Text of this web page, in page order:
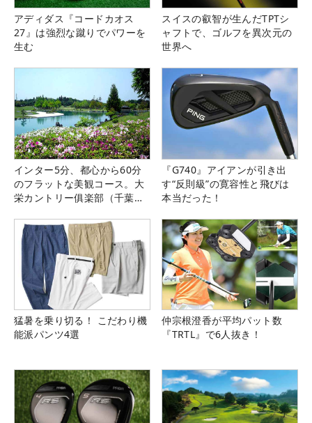
アディダス『コードカオス
27』は強烈な蹴りでパワーを
生む
スイスの叡智が生んだTPTシ
ャフトで、ゴルフを異次元の
世界へ
インター5分、都心から60分
のフラットな美観コース。大
栄カントリー俱楽部（千葉
『G740』アイアンが引き出
す“反則級”の寛容性と飛びは
本当だった！
猛暑を乗り切る！ こだわり機
能派パンツ4選
仲宗根澄香が平均パット数
『TRTL』で6人抜き！